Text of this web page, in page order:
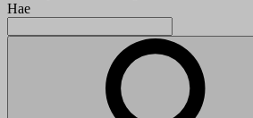
Hae